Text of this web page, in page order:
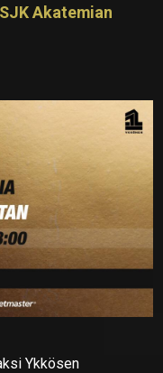
Akatemian
Ykkösen